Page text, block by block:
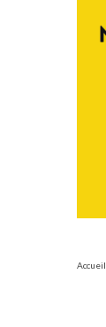
Accueil